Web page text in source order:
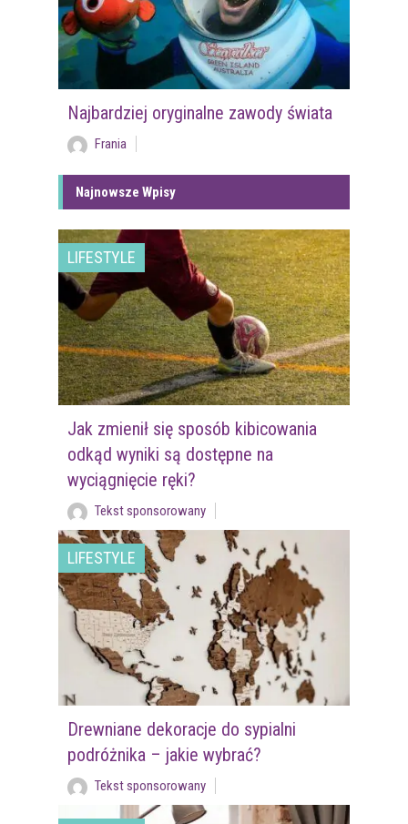
Najbardziej oryginalne zawody świata
Frania
Najnowsze Wpisy
LIFESTYLE
Jak zmienił się sposób kibicowania
odkąd wyniki są dostępne na
wyciągnięcie ręki?
Tekst sponsorowany
LIFESTYLE
Drewniane dekoracje do sypialni
podróżnika – jakie wybrać?
Tekst sponsorowany